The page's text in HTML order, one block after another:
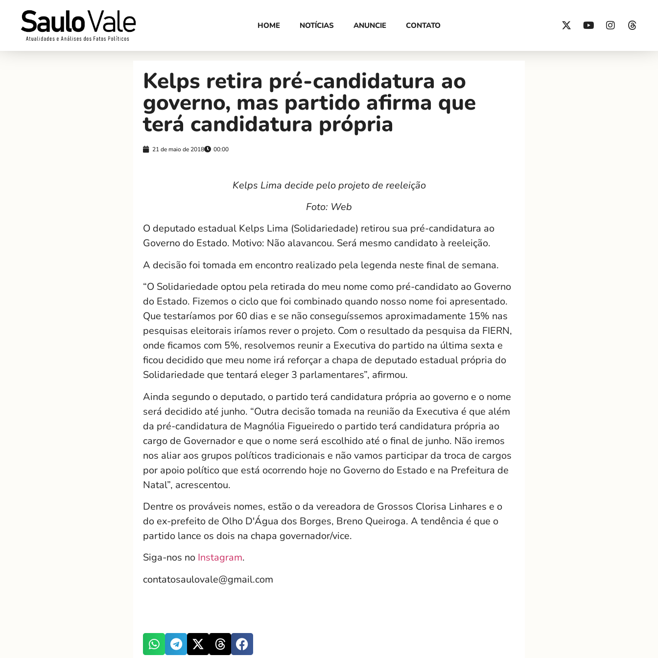
HOME NOTÍCIAS ANUNCIE CONTATO
Kelps retira pré-candidatura ao
governo, mas partido afirma que
terá candidatura própria
21 de maio de 2018 00:00
Kelps Lima decide pelo projeto de reeleição
Foto: Web
O deputado estadual Kelps Lima (Solidariedade) retirou sua pré-candidatura ao
Governo do Estado. Motivo: Não alavancou. Será mesmo candidato à reeleição.
A decisão foi tomada em encontro realizado pela legenda neste final de semana.
“O Solidariedade optou pela retirada do meu nome como pré-candidato ao Governo
do Estado. Fizemos o ciclo que foi combinado quando nosso nome foi apresentado.
Que testaríamos por 60 dias e se não conseguíssemos aproximadamente 15% nas
pesquisas eleitorais iríamos rever o projeto. Com o resultado da pesquisa da FIERN,
onde ficamos com 5%, resolvemos reunir a Executiva do partido na última sexta e
ficou decidido que meu nome irá reforçar a chapa de deputado estadual própria do
Solidariedade que tentará eleger 3 parlamentares”, afirmou.
Ainda segundo o deputado, o partido terá candidatura própria ao governo e o nome
será decidido até junho. “Outra decisão tomada na reunião da Executiva é que além
da pré-candidatura de Magnólia Figueiredo o partido terá candidatura própria ao
cargo de Governador e que o nome será escolhido até o final de junho. Não iremos
nos aliar aos grupos políticos tradicionais e não vamos participar da troca de cargos
por apoio político que está ocorrendo hoje no Governo do Estado e na Prefeitura de
Natal”, acrescentou.
Dentre os prováveis nomes, estão o da vereadora de Grossos Clorisa Linhares e o
do ex-prefeito de Olho D'Água dos Borges, Breno Queiroga. A tendência é que o
partido lance os dois na chapa governador/vice.
Siga-nos no Instagram.
contatosaulovale@gmail.com